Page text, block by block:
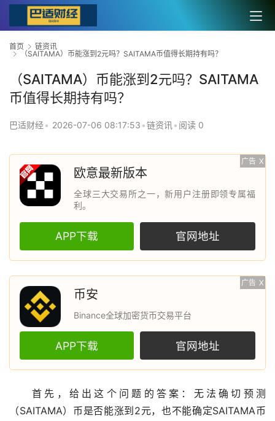
首页
链资讯
（SAITAMA）币能涨到2元吗？SAITAMA币值得长期持有吗？
（SAITAMA）币能涨到2元吗？SAITAMA
币值得长期持有吗？
巴适财经• 2026-07-06 08:17:53 •链资讯• 阅读 0
广告 X
欧意最新版本
全球三大交易所之一，新用户注册即领专属福
利。
APP下载 官网地址
广告 X
币安
Binance全球加密货币交易平台
APP下载 官网地址
首先，给出这个问题的答案：无法确切预测
（SAITAMA）币是否能涨到2元，也不能确定SAITAMA币